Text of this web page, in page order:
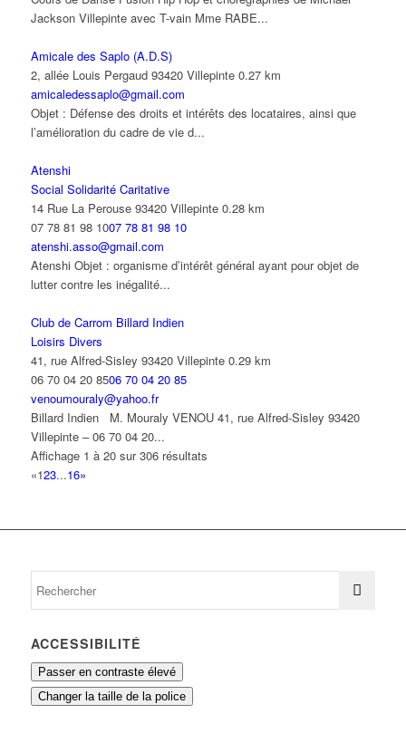
Jackson Villepinte avec T-vain Mme RABE...
Amicale des Saplo (A.D.S)
2, allée Louis Pergaud 93420 Villepinte 0.27 km
amicaledessaplo@gmail.com
Objet : Défense des droits et intérêts des locataires, ainsi que
l’amélioration du cadre de vie d...
Atenshi
Social Solidarité Caritative
14 Rue La Perouse 93420 Villepinte 0.28 km
07 78 81 98 1007 78 81 98 10
atenshi.asso@gmail.com
Atenshi Objet : organisme d’intérêt général ayant pour objet de
lutter contre les inégalité...
Club de Carrom Billard Indien
Loisirs Divers
41, rue Alfred-Sisley 93420 Villepinte 0.29 km
06 70 04 20 8506 70 04 20 85
venoumouraly@yahoo.fr
Billard Indien M. Mouraly VENOU 41, rue Alfred-Sisley 93420
Villepinte – 06 70 04 20...
Affichage 1 à 20 sur 306 résultats
«123...16»
ACCESSIBILITÉ
Passer en contraste élevé
Changer la taille de la police